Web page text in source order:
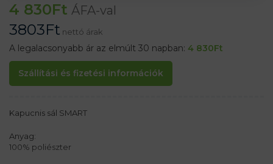
4 830Ft ÁFA-val
3803Ft nettó árak
A legalacsonyabb ár az elmúlt 30 napban: 4 830Ft
Szállítási és fizetési információk
Kapucnis sál SMART
Anyag:
100% poliészter